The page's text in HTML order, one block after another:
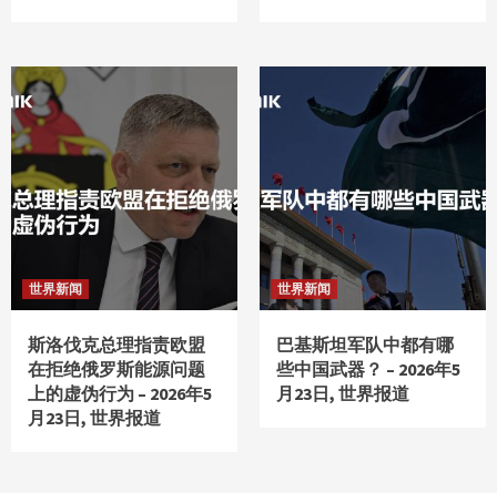
世界新闻
斯洛伐克总理指责欧盟
在拒绝俄罗斯能源问题
上的虚伪行为 – 2026年5
月23日, 世界报道
世界新闻
巴基斯坦军队中都有哪
些中国武器？ – 2026年5
月23日, 世界报道